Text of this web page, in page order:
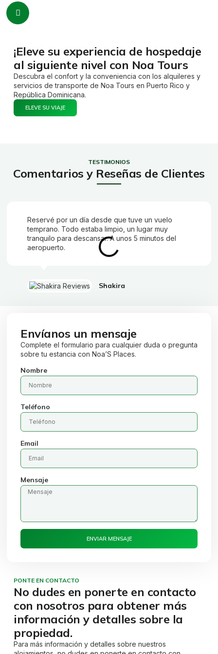
¡Eleve su experiencia de hospedaje
al siguiente nivel con Noa Tours
Descubra el confort y la conveniencia con los alquileres y
servicios de transporte de Noa Tours en Puerto Rico y
República Dominicana.
ELEVE SU VIAJE
TESTIMONIOS
Comentarios y Reseñas de Clientes
Reservé por un día desde que tuve un vuelo
temprano. Todo estaba limpio, un lugar muy
tranquilo para descansar. A unos 5 minutos del
aeropuerto.
Shakira
Envíanos un mensaje
Complete el formulario para cualquier duda o pregunta
sobre tu estancia con Noa’S Places.
Nombre
Teléfono
Email
Mensaje
ENVIAR MENSAJE
PONTE EN CONTACTO
No dudes en ponerte en contacto
con nosotros para obtener más
información y detalles sobre la
propiedad.
Para más información y detalles sobre nuestros